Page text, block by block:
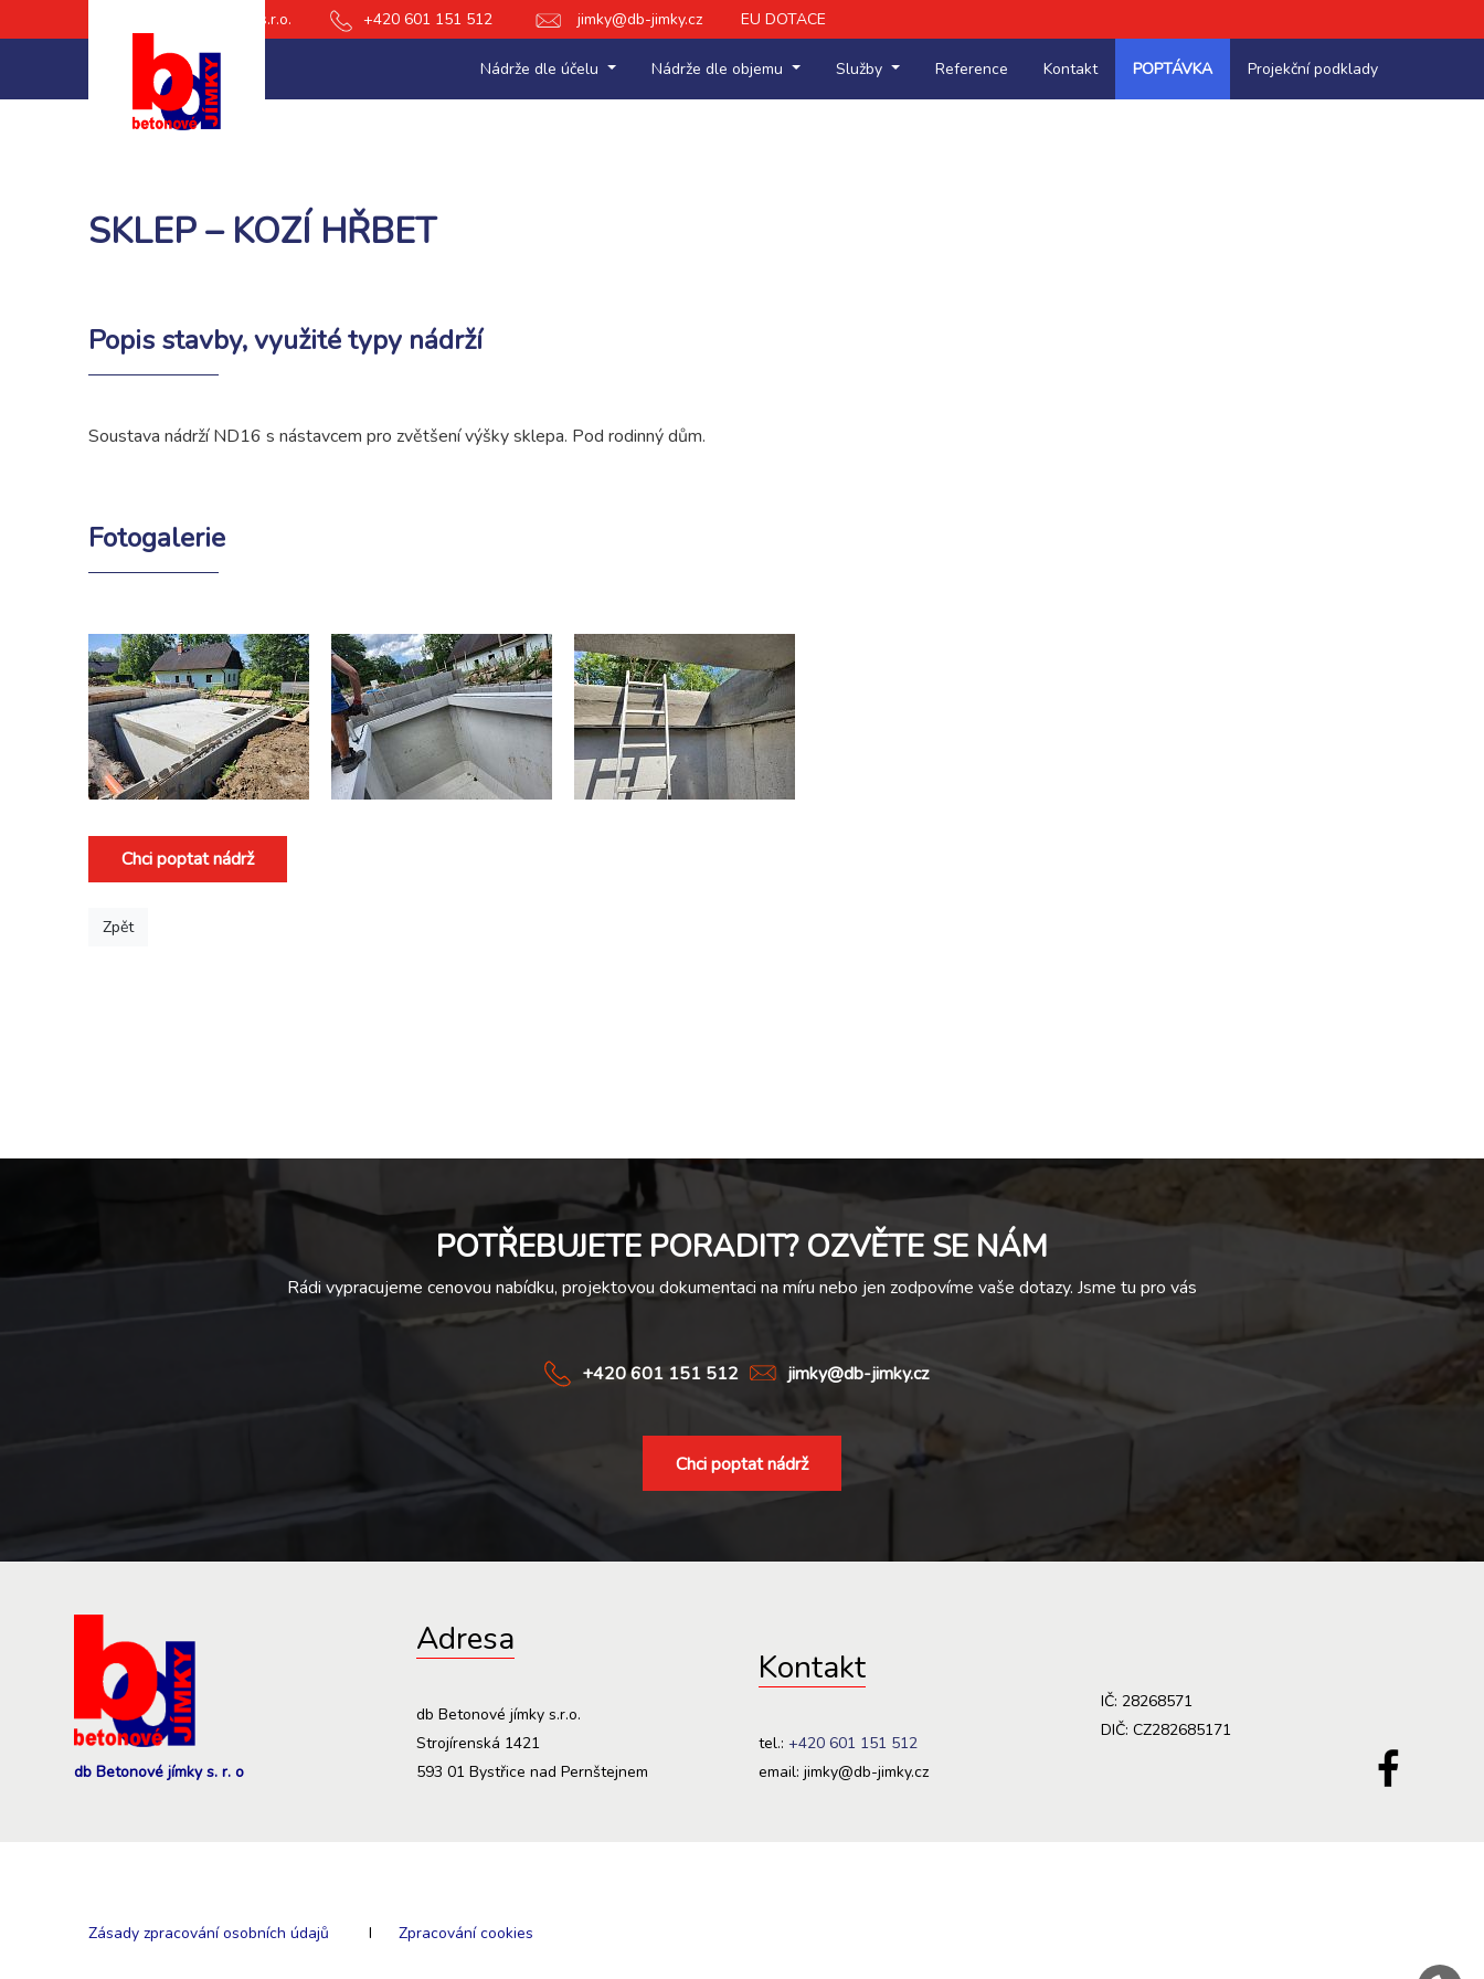
db Betonové jímky s.r.o. +420 601 151 512 jimky@db-jimky.cz EU DOTACE
Nádrže dle účelu Nádrže dle objemu Služby Reference Kontakt POPTÁVKA Projekční podklady
SKLEP – KOZÍ HŘBET
Popis stavby, využité typy nádrží
Soustava nádrží ND16 s nástavcem pro zvětšení výšky sklepa. Pod rodinný dům.
Fotogalerie
Chci poptat nádrž
Zpět
POTŘEBUJETE PORADIT? OZVĚTE SE NÁM
Rádi vypracujeme cenovou nabídku, projektovou dokumentaci na míru nebo jen zodpovíme vaše dotazy. Jsme tu pro vás
+420 601 151 512 jimky@db-jimky.cz
Chci poptat nádrž
db Betonové jímky s. r. o
Adresa
db Betonové jímky s.r.o.
Strojírenská 1421
593 01 Bystřice nad Pernštejnem
Kontakt
tel.: +420 601 151 512
email: jimky@db-jimky.cz
IČ: 28268571
DIČ: CZ282685171
Zásady zpracování osobních údajů I Zpracování cookies